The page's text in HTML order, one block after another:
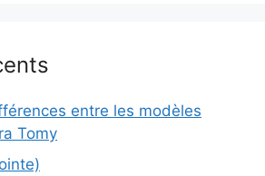
entre les modèles
Tomy